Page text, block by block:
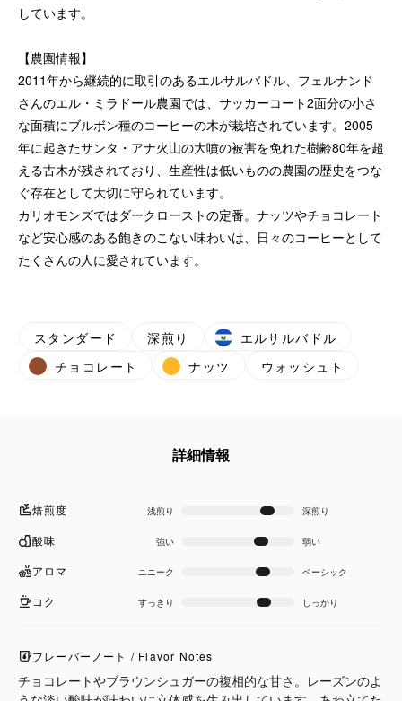
しています。
【農園情報】
2011年から継続的に取引のあるエルサルバドル、フェルナンド
さんのエル・ミラドール農園では、サッカーコート2面分の小さ
な面積にブルボン種のコーヒーの木が栽培されています。2005
年に起きたサンタ・アナ火山の大噴の被害を免れた樹齢80年を超
える古木が残されており、生産性は低いものの農園の歴史をつな
ぐ存在として大切に守られています。
カリオモンズではダークローストの定番。ナッツやチョコレート
など安心感のある飽きのこない味わいは、日々のコーヒーとして
たくさんの人に愛されています。
スタンダード 深煎り
エルサルバドル
チョコレート
ナッツ ウォッシュト
詳細情報
焙煎度 浅煎り 深煎り
酸味 強い 弱い
アロマ ユニーク ベーシック
コク すっきり しっかり
フレーバーノート / Flavor Notes
チョコレートやブラウンシュガーの複相的な甘さ。レーズンのよ